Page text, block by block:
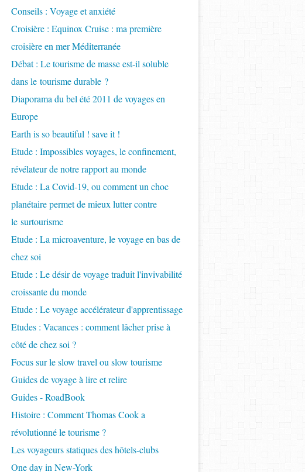
Conseils : Voyage et anxiété
Croisière : Equinox Cruise : ma première
croisière en mer Méditerranée
Débat : Le tourisme de masse est-il soluble
dans le tourisme durable ?
Diaporama du bel été 2011 de voyages en
Europe
Earth is so beautiful ! save it !
Etude : Impossibles voyages, le confinement,
révélateur de notre rapport au monde
Etude : La Covid-19, ou comment un choc
planétaire permet de mieux lutter contre
le surtourisme
Etude : La microaventure, le voyage en bas de
chez soi
Etude : Le désir de voyage traduit l'invivabilité
croissante du monde
Etude : Le voyage accélérateur d'apprentissage
Etudes : Vacances : comment lâcher prise à
côté de chez soi ?
Focus sur le slow travel ou slow tourisme
Guides de voyage à lire et relire
Guides - RoadBook
Histoire : Comment Thomas Cook a
révolutionné le tourisme ?
Les voyageurs statiques des hôtels-clubs
One day in New-York